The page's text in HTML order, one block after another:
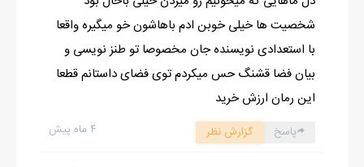
پرید و قلبم وایستاد.
- نیاز؟ نیاز کجایی؟
فورا سرم رو به در چسبوندم و با التماس لب زدم: هیچی نگو باشه؟
جوابی ازش نیومد که با نفس عمیق از پله‌ها بالا رفتم و به قامت
کشیده‌ی نیما که روی ایوون سردرگم ایستاده بود نگاه کردم که با دیدن
من اخم‌هاش رو توی هم کشید و گفت: تو اینجا چی کار می‌کنی؟ سر و
شخصیت ها خیلی خوبن ادم باهاشون خو میگیره واقعا
با استعدادی نویسنده جان مخصوصا تو طنز نویسی و
بیان فضا قشنگ حس میکردم توی فضای داستانم قطعا
این رمان ارزش خرید
۴ ماه پیش پاسخ گزارش نظر